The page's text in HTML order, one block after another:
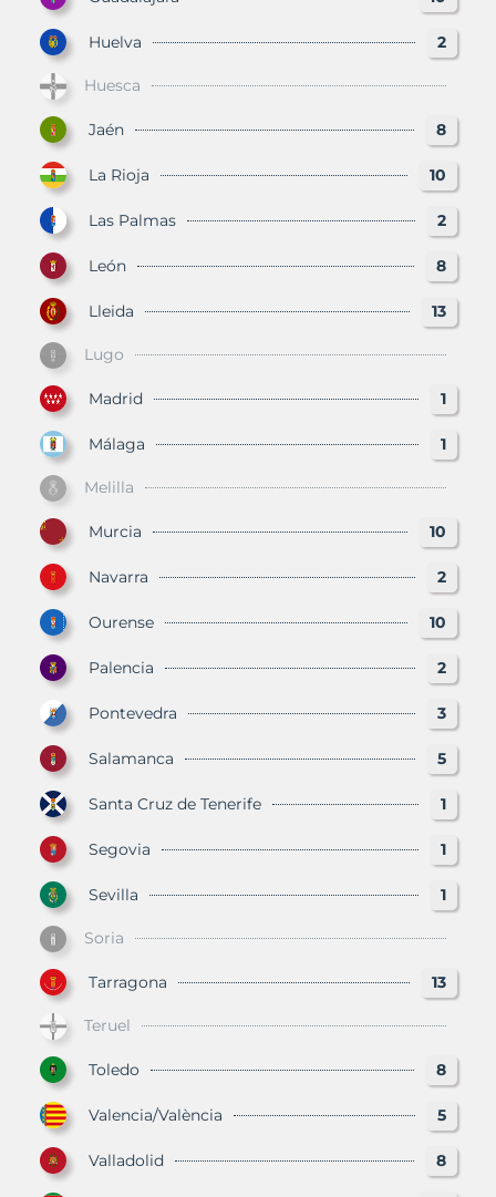
Huelva 2
Huesca
Jaén 8
La Rioja 10
Las Palmas 2
León 8
Lleida 13
Lugo
Madrid 1
Málaga 1
Melilla
Murcia 10
Navarra 2
Ourense 10
Palencia 2
Pontevedra 3
Salamanca 5
Santa Cruz de Tenerife 1
Segovia 1
Sevilla 1
Soria
Tarragona 13
Teruel
Toledo 8
Valencia/València 5
Valladolid 8